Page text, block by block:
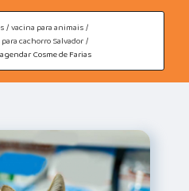
vacina para animais
cachorro Salvador
Cosme de Farias